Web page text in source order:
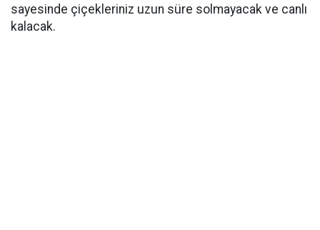
sayesinde çiçekleriniz uzun süre solmayacak ve canlı
kalacak.